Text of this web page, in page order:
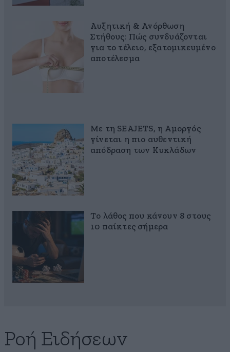
Αυξητική & Ανόρθωση
Στήθους: Πώς συνδυάζονται
για το τέλειο, εξατομικευμένο
αποτέλεσμα
Με τη SEAJETS, η Αμοργός
γίνεται η πιο αυθεντική
απόδραση των Κυκλάδων
Το λάθος που κάνουν 8 στους
10 παίκτες σήμερα
Ροή Ειδήσεων